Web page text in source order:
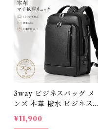
ゃれ レザー ギフト プレゼ
ント 3Qee 266766_qz
3way ビジネスバッグ メ
ンズ 本革 撥水 ビジネスリ
ュック 大容量 15.6インチ
PC対応 A4 マチ拡張 リュ
¥11,900